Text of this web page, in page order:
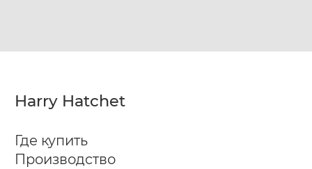
Harry Hatchet
Где купить
Производство